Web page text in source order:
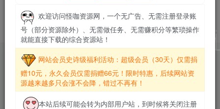
怪咖资源网首席VIP，资深网络资源收藏家，拥有本站管理权限，
大家在本站遇到任何方面的问题都可以私信我！
文章3735 收藏0 评论9 粉丝8
发布 3735 排序
欢迎访问怪咖资源网，一个无广告、无需注册登录账
号（部分资源除外）、无需做任务、无需赚积分等繁琐操作
就能直接下载的综合资源站！
网站会员史诗级福利活动：超级会员（30天）仅需捐
赠10元，永久会员仅需捐赠66元！限时特惠，后续网站资
源越来越多只会涨不会降，错过不再有！
本站后续可能会转为内部用户站，到时候将关闭注册